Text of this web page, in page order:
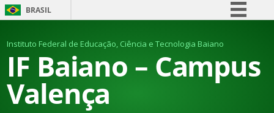
BRASIL
Comunica BR
Participe
Instituto Federal de Educação, Ciência e Tecnologia Baiano
IF Baiano – Campus
Valença